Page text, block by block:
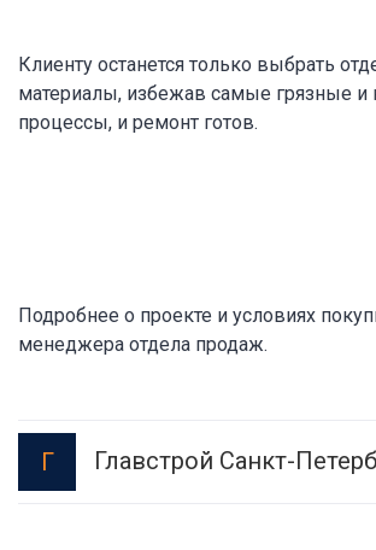
Клиенту останется только выбрать
материалы, избежав самые грязные и
процессы, и ремонт готов.
Подробнее о проекте и условиях
менеджера отдела продаж.
Г Главстрой Санкт-